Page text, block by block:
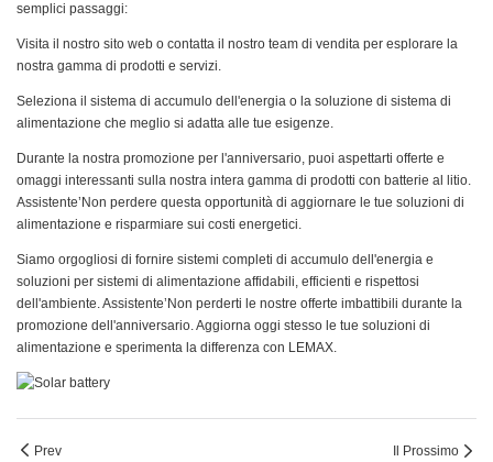
semplici passaggi:
Visita il nostro sito web o contatta il nostro team di vendita per esplorare la
nostra gamma di prodotti e servizi.
Seleziona il sistema di accumulo dell'energia o la soluzione di sistema di
alimentazione che meglio si adatta alle tue esigenze.
Durante la nostra promozione per l'anniversario, puoi aspettarti offerte e
omaggi interessanti sulla nostra intera gamma di prodotti con batterie al litio.
Assistente’Non perdere questa opportunità di aggiornare le tue soluzioni di
alimentazione e risparmiare sui costi energetici.
Siamo orgogliosi di fornire sistemi completi di accumulo dell'energia e
soluzioni per sistemi di alimentazione affidabili, efficienti e rispettosi
dell'ambiente. Assistente’Non perderti le nostre offerte imbattibili durante la
promozione dell'anniversario. Aggiorna oggi stesso le tue soluzioni di
alimentazione e sperimenta la differenza con LEMAX.
Prev Il Prossimo